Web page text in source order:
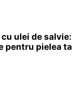
ulei de salvie:
pentru pielea ta